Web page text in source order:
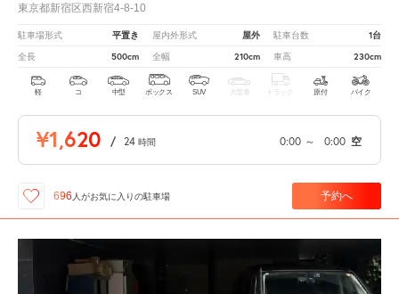
東京都新宿区西新宿4-8-10
駐車場形式 平置き 屋内外形式 屋外 駐車台数 1台
全長 500cm 全幅 210cm 車高 230cm
軽 コ 中型 ボックス SUV 大型車 トラック 原付 バイク
¥1,620 / 24 時間 0:00 ～ 0:00 空
696 人がお気に入りの駐車場 予約へ